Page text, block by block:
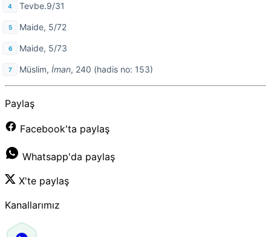
Tevbe.9/31
Maide, 5/72
Maide, 5/73
Müslim, İman, 240 (hadis no: 153)
Paylaş
Facebook'ta paylaş
Whatsapp'da paylaş
X'te paylaş
Kanallarımız